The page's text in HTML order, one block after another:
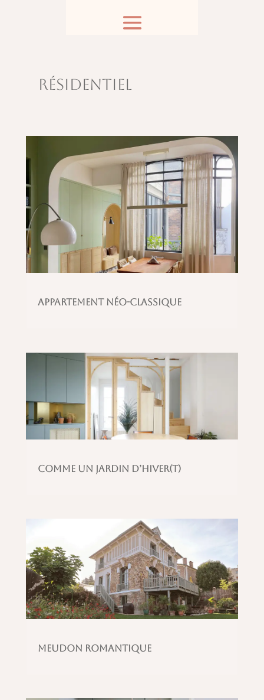
Résidentiel
Appartement Néo-classique
Comme un jardin d’hiver(t)
Meudon romantique